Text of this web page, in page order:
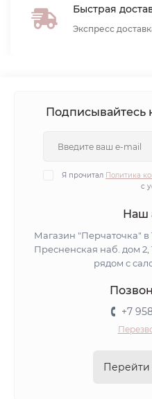
Быстрая
Экспресс
Подписывайтесь
Я прочитал Политика
с
Наш
Магазин "Перчаточка"
Пресненская наб. дом
рядом с
+7
Перейти